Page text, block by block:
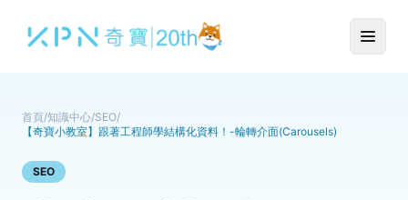
首頁/知識中心/SEO/
【奇寶小教室】跟著工程師學結構化資料！-輪轉介面(Carousels)
SEO